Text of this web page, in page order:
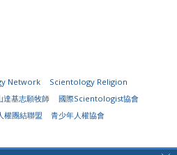
Network
Scientology Religion
達基志願牧師
國際Scientologist協會
權團結聯盟
青少年人權協會